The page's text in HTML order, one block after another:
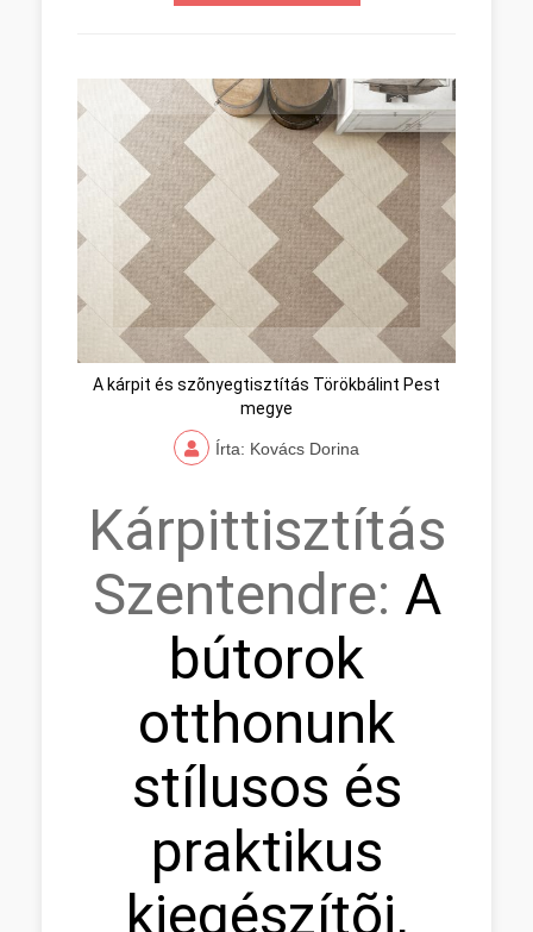
A kárpit és szõnyegtisztítás Törökbálint Pest
megye
Írta: Kovács Dorina
Kárpittisztítás
Szentendre: A
bútorok
otthonunk
stílusos és
praktikus
kiegészítõi,